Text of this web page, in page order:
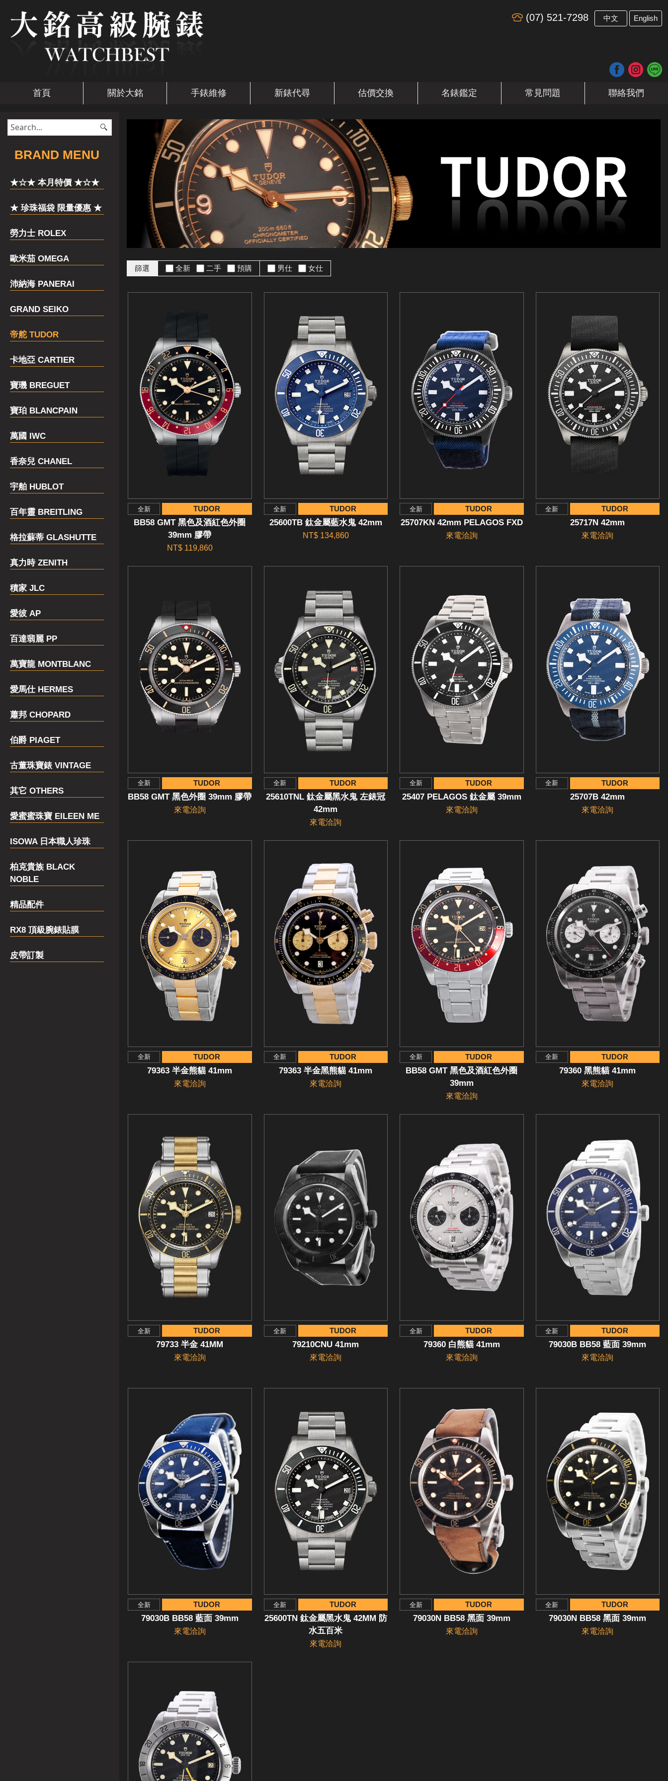
(07) 521-7298 中文 English
首頁 關於大銘 手錶維修 新錶代尋 估價交換 名錶鑑定 常見問題 聯絡我們
​BRAND MENU
★☆★ 本月特價 ★☆★
★ 珍珠福袋 限量優惠 ★
勞力士 ROLEX
歐米茄 OMEGA
沛納海 PANERAI
GRAND SEIKO
帝舵 TUDOR
卡地亞 CARTIER
寶璣 BREGUET
寶珀 BLANCPAIN
萬國 IWC
香奈兒 CHANEL
宇舶 HUBLOT
百年靈 BREITLING
格拉蘇蒂 GLASHUTTE
真力時 ZENITH
積家 JLC
愛彼 AP
百達翡麗 PP
萬寶龍 MONTBLANC
愛馬仕 HERMES
蕭邦 CHOPARD
伯爵 PIAGET
古董珠寶錶 VINTAGE
其它 OTHERS
愛蜜蜜珠寶 EILEEN ME
ISOWA 日本職人珍珠
柏克貴族 BLACK
NOBLE
精品配件
RX8 頂級腕錶貼膜
皮帶訂製
篩選 全新 二手 預購 男仕 女仕
全新 TUDOR
BB58 GMT 黑色及酒紅色外圈
39mm 膠帶
NT$ 119,860
全新 TUDOR
25600TB 鈦金屬藍水鬼 42mm
NT$ 134,860
全新 TUDOR
25707KN 42mm PELAGOS FXD
來電洽詢
全新 TUDOR
25717N 42mm
來電洽詢
全新 TUDOR
BB58 GMT 黑色外圈 39mm 膠帶
來電洽詢
全新 TUDOR
25610TNL 鈦金屬黑水鬼 左錶冠
42mm
來電洽詢
全新 TUDOR
25407 PELAGOS 鈦金屬 39mm
來電洽詢
全新 TUDOR
25707B 42mm
來電洽詢
全新 TUDOR
79363 半金熊貓 41mm
來電洽詢
全新 TUDOR
79363 半金黑熊貓 41mm
來電洽詢
全新 TUDOR
BB58 GMT 黑色及酒紅色外圈
39mm
來電洽詢
全新 TUDOR
79360 黑熊貓 41mm
來電洽詢
全新 TUDOR
79733 半金 41MM
來電洽詢
全新 TUDOR
79210CNU 41mm
來電洽詢
全新 TUDOR
79360 白熊貓 41mm
來電洽詢
全新 TUDOR
79030B BB58 藍面 39mm
來電洽詢
全新 TUDOR
79030B BB58 藍面 39mm
來電洽詢
全新 TUDOR
25600TN 鈦金屬黑水鬼 42MM 防
水五百米
來電洽詢
全新 TUDOR
79030N BB58 黑面 39mm
來電洽詢
全新 TUDOR
79030N BB58 黑面 39mm
來電洽詢